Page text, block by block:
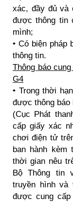
xác, đầy đủ và
được thông tin
mình;
• Có biện pháp
thông tin.
Thông báo
G4
• Trong thời
được thông báo
(Cục Phát
cấp giấy xác
chơi điện tử
ban hành kèm
thời gian nêu
Bộ Thông tin
truyền hình và
được cung